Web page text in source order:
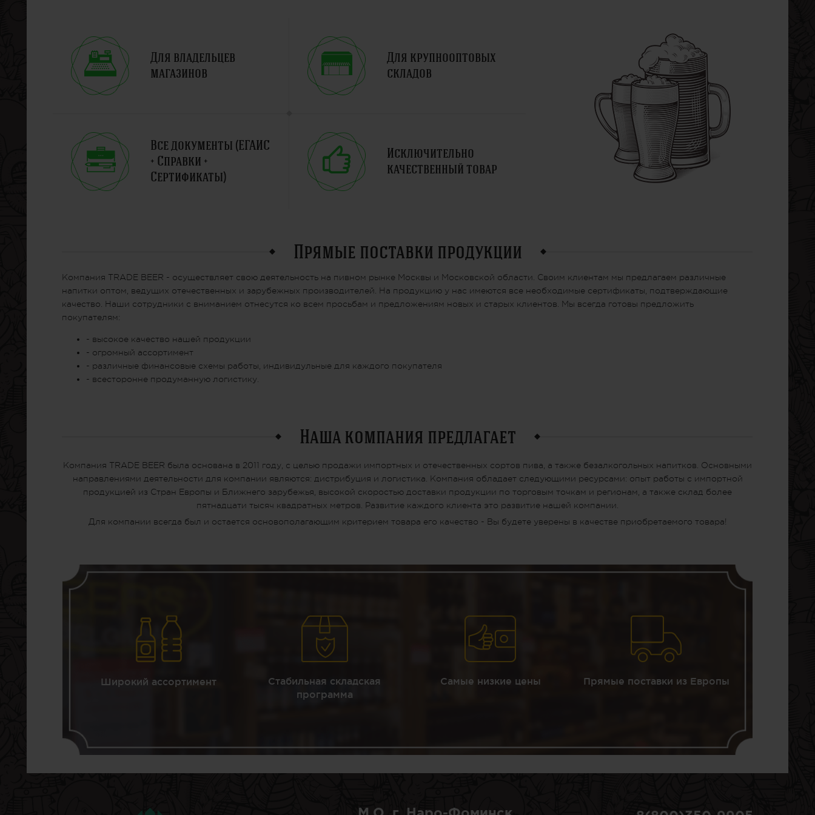
Для владельцев
магазинов
Для крупнооптовых
складов
Все документы (ЕГАИС
+ Справки +
Сертификаты)
Исключительно
качественный товар
Прямые поставки продукции
Компания TRADE BEER - осуществляет свою деятельность на пивном рынке Москвы и Московской области. Своим клиентам мы предлагаем различные
напитки оптом, ведущих отечественных и зарубежных производителей. На продукцию у нас имеются все необходимые сертификаты, подтверждающие
качество. Наши сотрудники с вниманием отнесутся ко всем просьбам и предложениям новых и старых клиентов. Мы всегда готовы предложить
покупателям:
- высокое качество нашей продукции
- огромный ассортимент
- различные финансовые схемы работы, индивидульные для каждого покупателя
- всесторонне продуманную логистику.
Наша компания предлагает
Компания TRADE BEER была основана в 2011 году, с целью продажи импортных и отечественных сортов пива, а также безалкогольных напитков. Основными
направлениями деятельности для компании являются: дистрибуция и логистика. Компания обладает следующими ресурсами: опыт работы с импортной
продукцией из Стран Европы и Ближнего зарубежья, высокой скоростью доставки продукции по торговым точкам и регионам, а также склад более
пятнадцати тысяч квадратных метров. Развитие каждого клиента это развитие нашей компании.
Для компании всегда был и остается основополагающим критерием товара его качество - Вы будете уверены в качестве приобретаемого товара!
Широкий ассортимент
Стабильная складская
программа
Самые низкие цены Прямые поставки из Европы